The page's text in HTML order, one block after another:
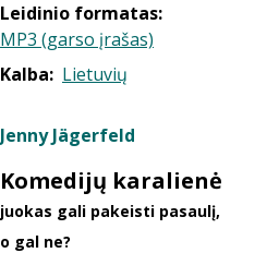
Leidinio formatas:
MP3 (garso įrašas)
Kalba: Lietuvių
Jenny Jägerfeld
Komedijų karalienė
juokas gali pakeisti pasaulį,
o gal ne?